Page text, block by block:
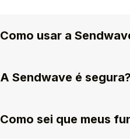
Como usar a
A Sendwave é segura?
Como sei que meus